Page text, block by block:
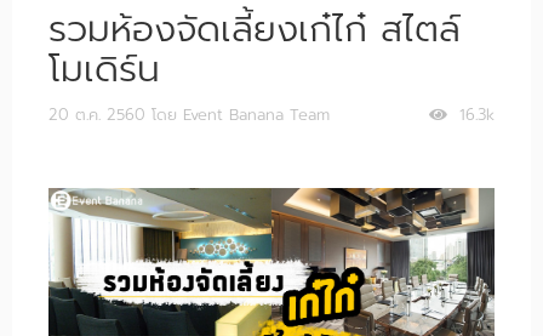
รวมห้องจัดเลี้ยงเก๋ไก๋ สไตล์
โมเดิร์น
16.3k
20 ต.ค. 2560 โดย Event Banana Team